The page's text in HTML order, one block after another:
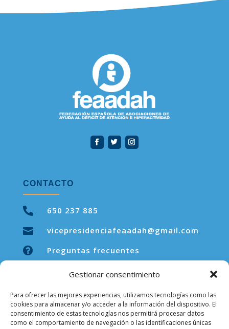
Gestionar consentimiento
Para ofrecer las mejores experiencias, utilizamos tecnologías como las
cookies para almacenar y/o acceder a la información del dispositivo. El
consentimiento de estas tecnologías nos permitirá procesar datos
como el comportamiento de navegación o las identificaciones únicas
CONTACTO

650 237 885

vicepresidenciafeaadah@gmail.com
 Preguntas frecuentes
LEGAL
Aviso legal